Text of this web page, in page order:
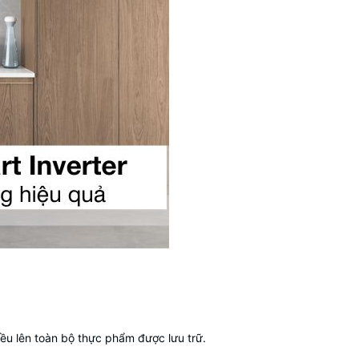
lên toàn bộ thực phẩm được lưu trữ.